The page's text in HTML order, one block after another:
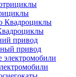
привод
привод